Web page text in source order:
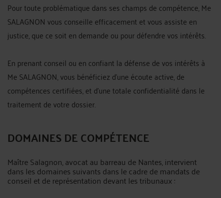
Pour toute problématique dans ses champs de compétence, Me
SALAGNON vous conseille efficacement et vous assiste en
justice, que ce soit en demande ou pour défendre vos intérêts.
En prenant conseil ou en confiant la défense de vos intérêts à
Me SALAGNON, vous bénéficiez d'une écoute active, de
compétences certifiées, et d'une totale confidentialité dans le
traitement de votre dossier.
DOMAINES DE COMPÉTENCE
Maître Salagnon, avocat au barreau de Nantes, intervient
dans les domaines suivants dans le cadre de mandats de
conseil et de représentation devant les tribunaux :